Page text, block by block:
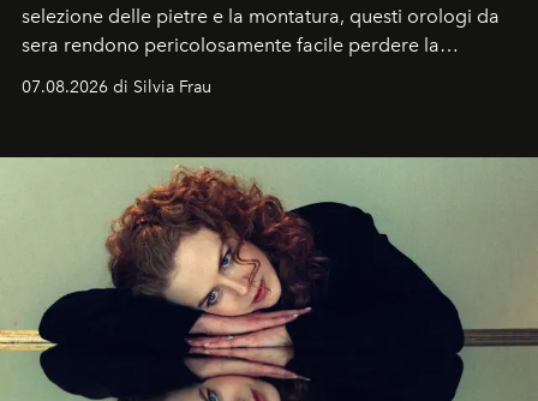
selezione delle pietre e la montatura, questi orologi da
sera rendono pericolosamente facile perdere la
07.08.2026 di Silvia Frau